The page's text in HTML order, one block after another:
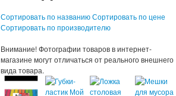
Сортировать по названию Сортировать по цене
Сортировать по производителю
Внимание! Фотографии товаров в интернет-
магазине могут отличаться от реального внешнего
вида товара.